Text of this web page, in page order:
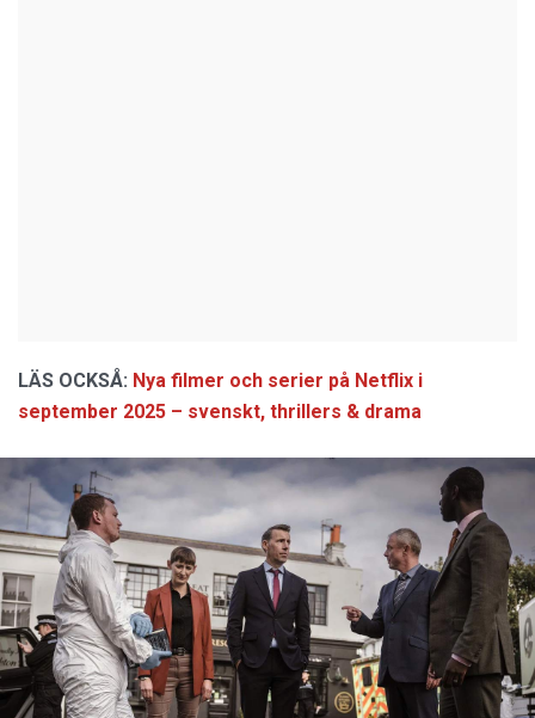
LÄS OCKSÅ: Nya filmer och serier på Netflix i
september 2025 – svenskt, thrillers & drama